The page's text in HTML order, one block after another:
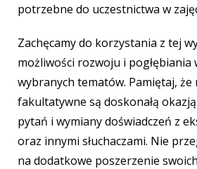
potrzebne do uczestnictwa w
Zachęcamy do korzystania z tej
możliwości rozwoju i pogłębiania
wybranych tematów. Pamiętaj, że
fakultatywne są doskonałą
pytań i wymiany doświadczeń z
oraz innymi słuchaczami. Nie
na dodatkowe poszerzenie